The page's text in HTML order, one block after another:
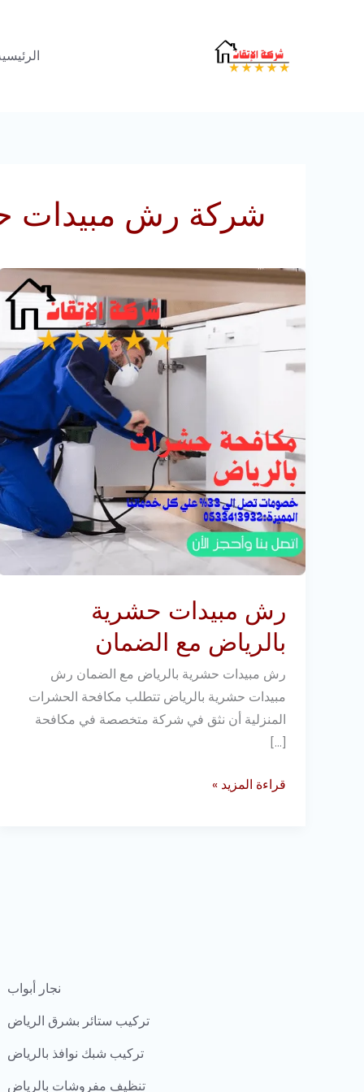
شركة رش مبيدات
رش مبيدات حشرية
بالرياض مع الضمان
رش مبيدات حشرية بالرياض مع الضمان رش
مبيدات حشرية بالرياض تتطلب مكافحة الحشرات
المنزلية أن نثق في شركة متخصصة في مكافحة
[…]
رش
مبيدات
بالرياض
مع
قراءة المزيد »
نجار أبواب
تركيب ستائر بشرق الرياض
تركيب شبك نوافذ بالرياض
تنظيف مفروشات بالرياض